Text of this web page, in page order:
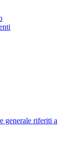
generale riferiti a